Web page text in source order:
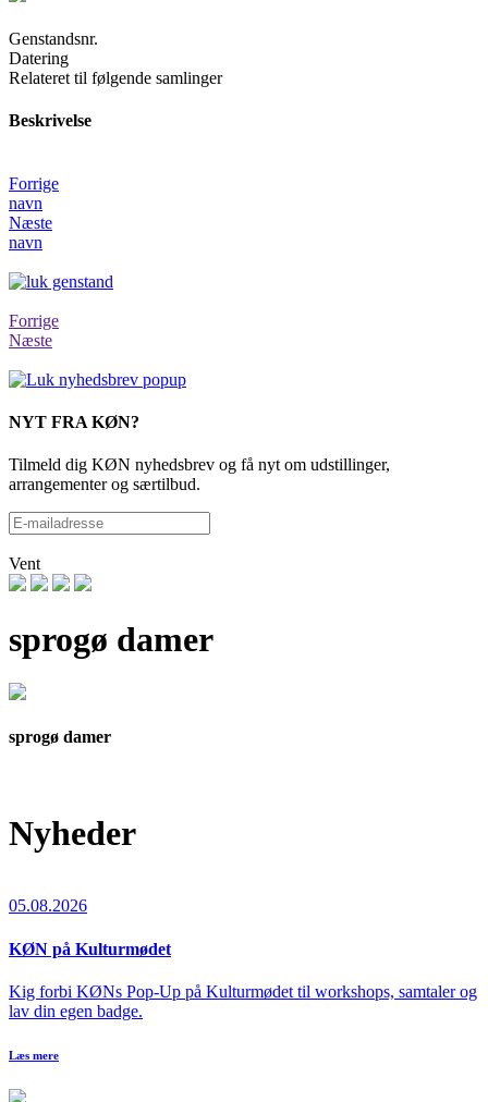
Genstandsnr.
Datering
Relateret til følgende samlinger
Beskrivelse
Forrige
navn
Næste
navn
Forrige
Næste
NYT FRA KØN?
Tilmeld dig KØN nyhedsbrev og få nyt om udstillinger,
arrangementer og særtilbud.
Vent
sprogø damer
sprogø damer
Nyheder
05.08.2026
KØN på Kulturmødet
Kig forbi KØNs Pop-Up på Kulturmødet til workshops, samtaler og
lav din egen badge.
Læs mere